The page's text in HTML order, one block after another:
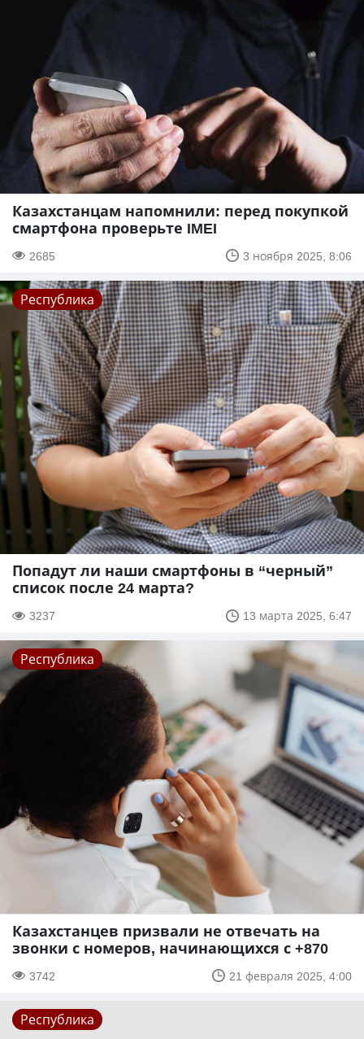
Казахстанцам напомнили: перед покупкой
смартфона проверьте IMEI
2685 3 ноября 2025, 8:06
Республика
Попадут ли наши смартфоны в “черный”
список после 24 марта?
3237 13 марта 2025, 6:47
Республика
Казахстанцев призвали не отвечать на
звонки с номеров, начинающихся с +870
3742 21 февраля 2025, 4:00
Республика